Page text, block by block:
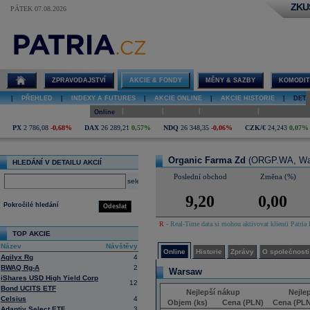
PÁTEK 07.08.2026
Organic
Farma Zd
ZPRAVODAJSTVÍ AKCIE & FONDY MĚNY & SAZBY
PŘEHLED INDEXY A FUTURES AKCIE ONLINE AKCIE HISTORIE
Online
PX 2 786,08 -0,68% DAX 26 289,21 0,57% NDQ 26 348,35 -0,06% CZK/€ 24,243 0,07%
HLEDÁNÍ V DETAILU AKCIÍ
select
Odeslat
Pokročilé hledání
TOP AKCIE
Název
Návštěvy
Agilyx Rg
4
BWAQ Rg-A
2
iShares USD High Yield Corp
Bond UCITS ETF
12
Celsius
4
Organic Farma Zd (ORGP.WA,
Poslední obchod Změna (%)
9,20 0,00
R - Real-Time data si mohou aktivovat klienti
Online Historie Zprávy O společnosti
Warsaw
Nejlepší nákup
Objem (ks)
Cena (PLN)
Cena